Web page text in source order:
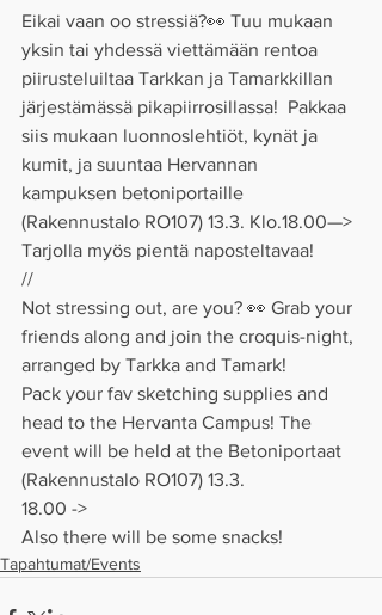
Eikai vaan oo stressiä?👀 Tuu mukaan
yksin tai yhdessä viettämään rentoa
piirusteluiltaa Tarkkan ja Tamarkkillan
järjestämässä pikapiirrosillassa!  Pakkaa
siis mukaan luonnoslehtiöt, kynät ja
kumit, ja suuntaa Hervannan
kampuksen betoniportaille
(Rakennustalo RO107) 13.3. Klo.18.00—>
Tarjolla myös pientä naposteltavaa!
//
Not stressing out, are you? 👀 Grab your
friends along and join the croquis-night,
arranged by Tarkka and Tamark!
Pack your fav sketching supplies and
head to the Hervanta Campus! The
event will be held at the Betoniportaat
(Rakennustalo RO107) 13.3.
18.00 ->
Also there will be some snacks!
Tapahtumat/Events